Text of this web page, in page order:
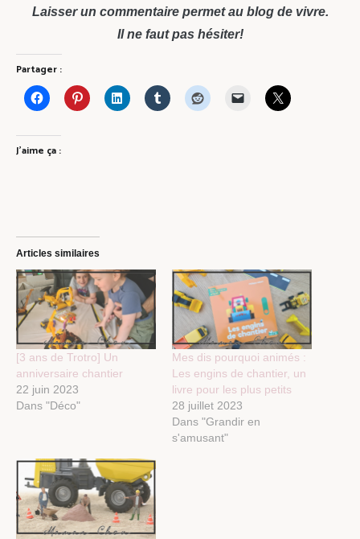
Laisser un commentaire permet au blog de vivre.
Il ne faut pas hésiter!
Partager :
J’aime ça :
Articles similaires
[3 ans de Trotro] Un
anniversaire chantier
22 juin 2023
Dans "Déco"
Mes dis pourquoi animés :
Les engins de chantier, un
livre pour les plus petits
28 juillet 2023
Dans "Grandir en
s'amusant"